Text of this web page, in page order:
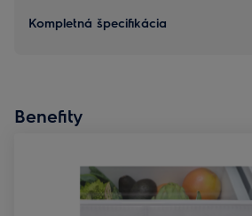
Kompletná špecifikácia
Benefity